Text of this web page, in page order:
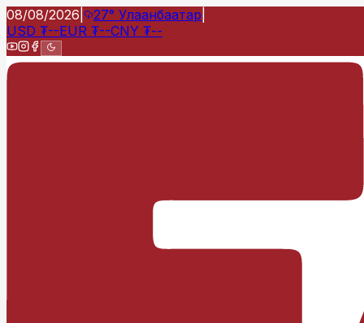
08/08/2026 27° Улаанбаатар
USD ₮--EUR ₮--CNY ₮--